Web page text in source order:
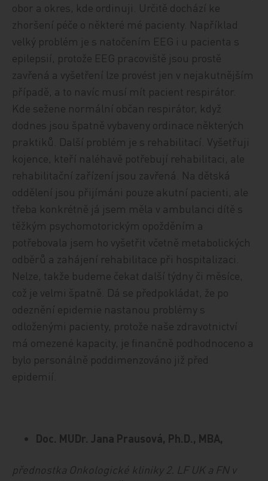
obor a okres, kde ordinuji. Určitě dochází ke
zhoršení péče o některé mé pacienty. Například
velký problém je s natočením EEG i u pacienta s
epilepsií, protože EEG pracoviště jsou prostě
zavřená a vyšetření lze provést jen v nejakutnějším
případě, a to navíc musí mít pacient respirátor.
Kde sežene normální občan respirátor, když
dodnes jsou špatně vybaveny ordinace některých
praktiků. Další problém je s rehabilitací. Vyšetřuji
kojence, kteří naléhavě potřebují rehabilitaci, ale
rehabilitační zařízení jsou zavřená. Na dětská
oddělení jsou přijímáni pouze akutní pacienti, ale
třeba konkrétně já jsem měla v ambulanci dítě s
těžkým psychomotorickým opožděním a
potřebovala jsem ho vyšetřit včetně metabolických
odběrů a zahájení rehabilitace při hospitalizaci.
Nelze, takže budeme čekat další týdny či měsíce,
což je velmi špatně. Dá se předpokládat, že po
odeznění epidemie nastanou problémy s
odloženými pacienty, protože naše zdravotnictví
má omezené kapacity, je finančně podhodnoceno a
bylo personálně poddimenzováno již před
epidemií.
Doc. MUDr. Jana Prausová, Ph.D., MBA,
přednostka Onkologické kliniky 2. LF UK a FN v